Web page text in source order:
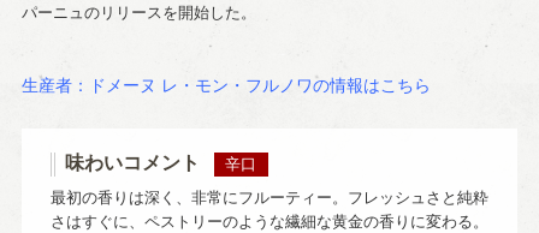
パーニュのリリースを開始した。
生産者：ドメーヌ レ・モン・フルノワの情報はこちら
味わいコメント
辛口
最初の香りは深く、非常にフルーティー。フレッシュさと純粋
さはすぐに、ペストリーのような繊細な黄金の香りに変わる。